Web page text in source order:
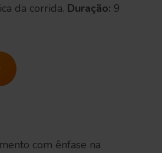
da corrida. Duração: 9
com ênfase na